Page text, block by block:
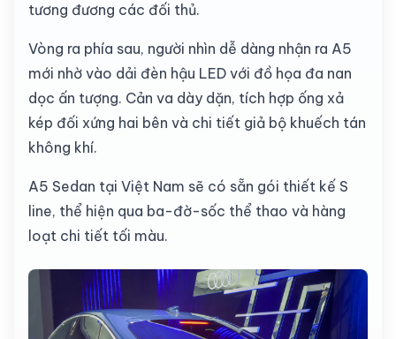
tương đương các đối thủ.
Vòng ra phía sau, người nhìn dễ dàng nhận ra A5
mới nhờ vào dải đèn hậu LED với đồ họa đa nan
dọc ấn tượng. Cản va dày dặn, tích hợp ống xả
kép đối xứng hai bên và chi tiết giả bộ khuếch tán
không khí.
A5 Sedan tại Việt Nam sẽ có sẵn gói thiết kế S
line, thể hiện qua ba-đờ-sốc thể thao và hàng
loạt chi tiết tối màu.